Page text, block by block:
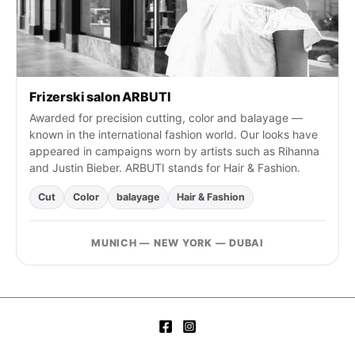
Frizerski salon ARBUTI
Awarded for precision cutting, color and balayage —
known in the international fashion world. Our looks have
appeared in campaigns worn by artists such as Rihanna
and Justin Bieber. ARBUTI stands for Hair & Fashion.
Cut Color balayage Hair & Fashion
MUNICH — NEW YORK — DUBAI